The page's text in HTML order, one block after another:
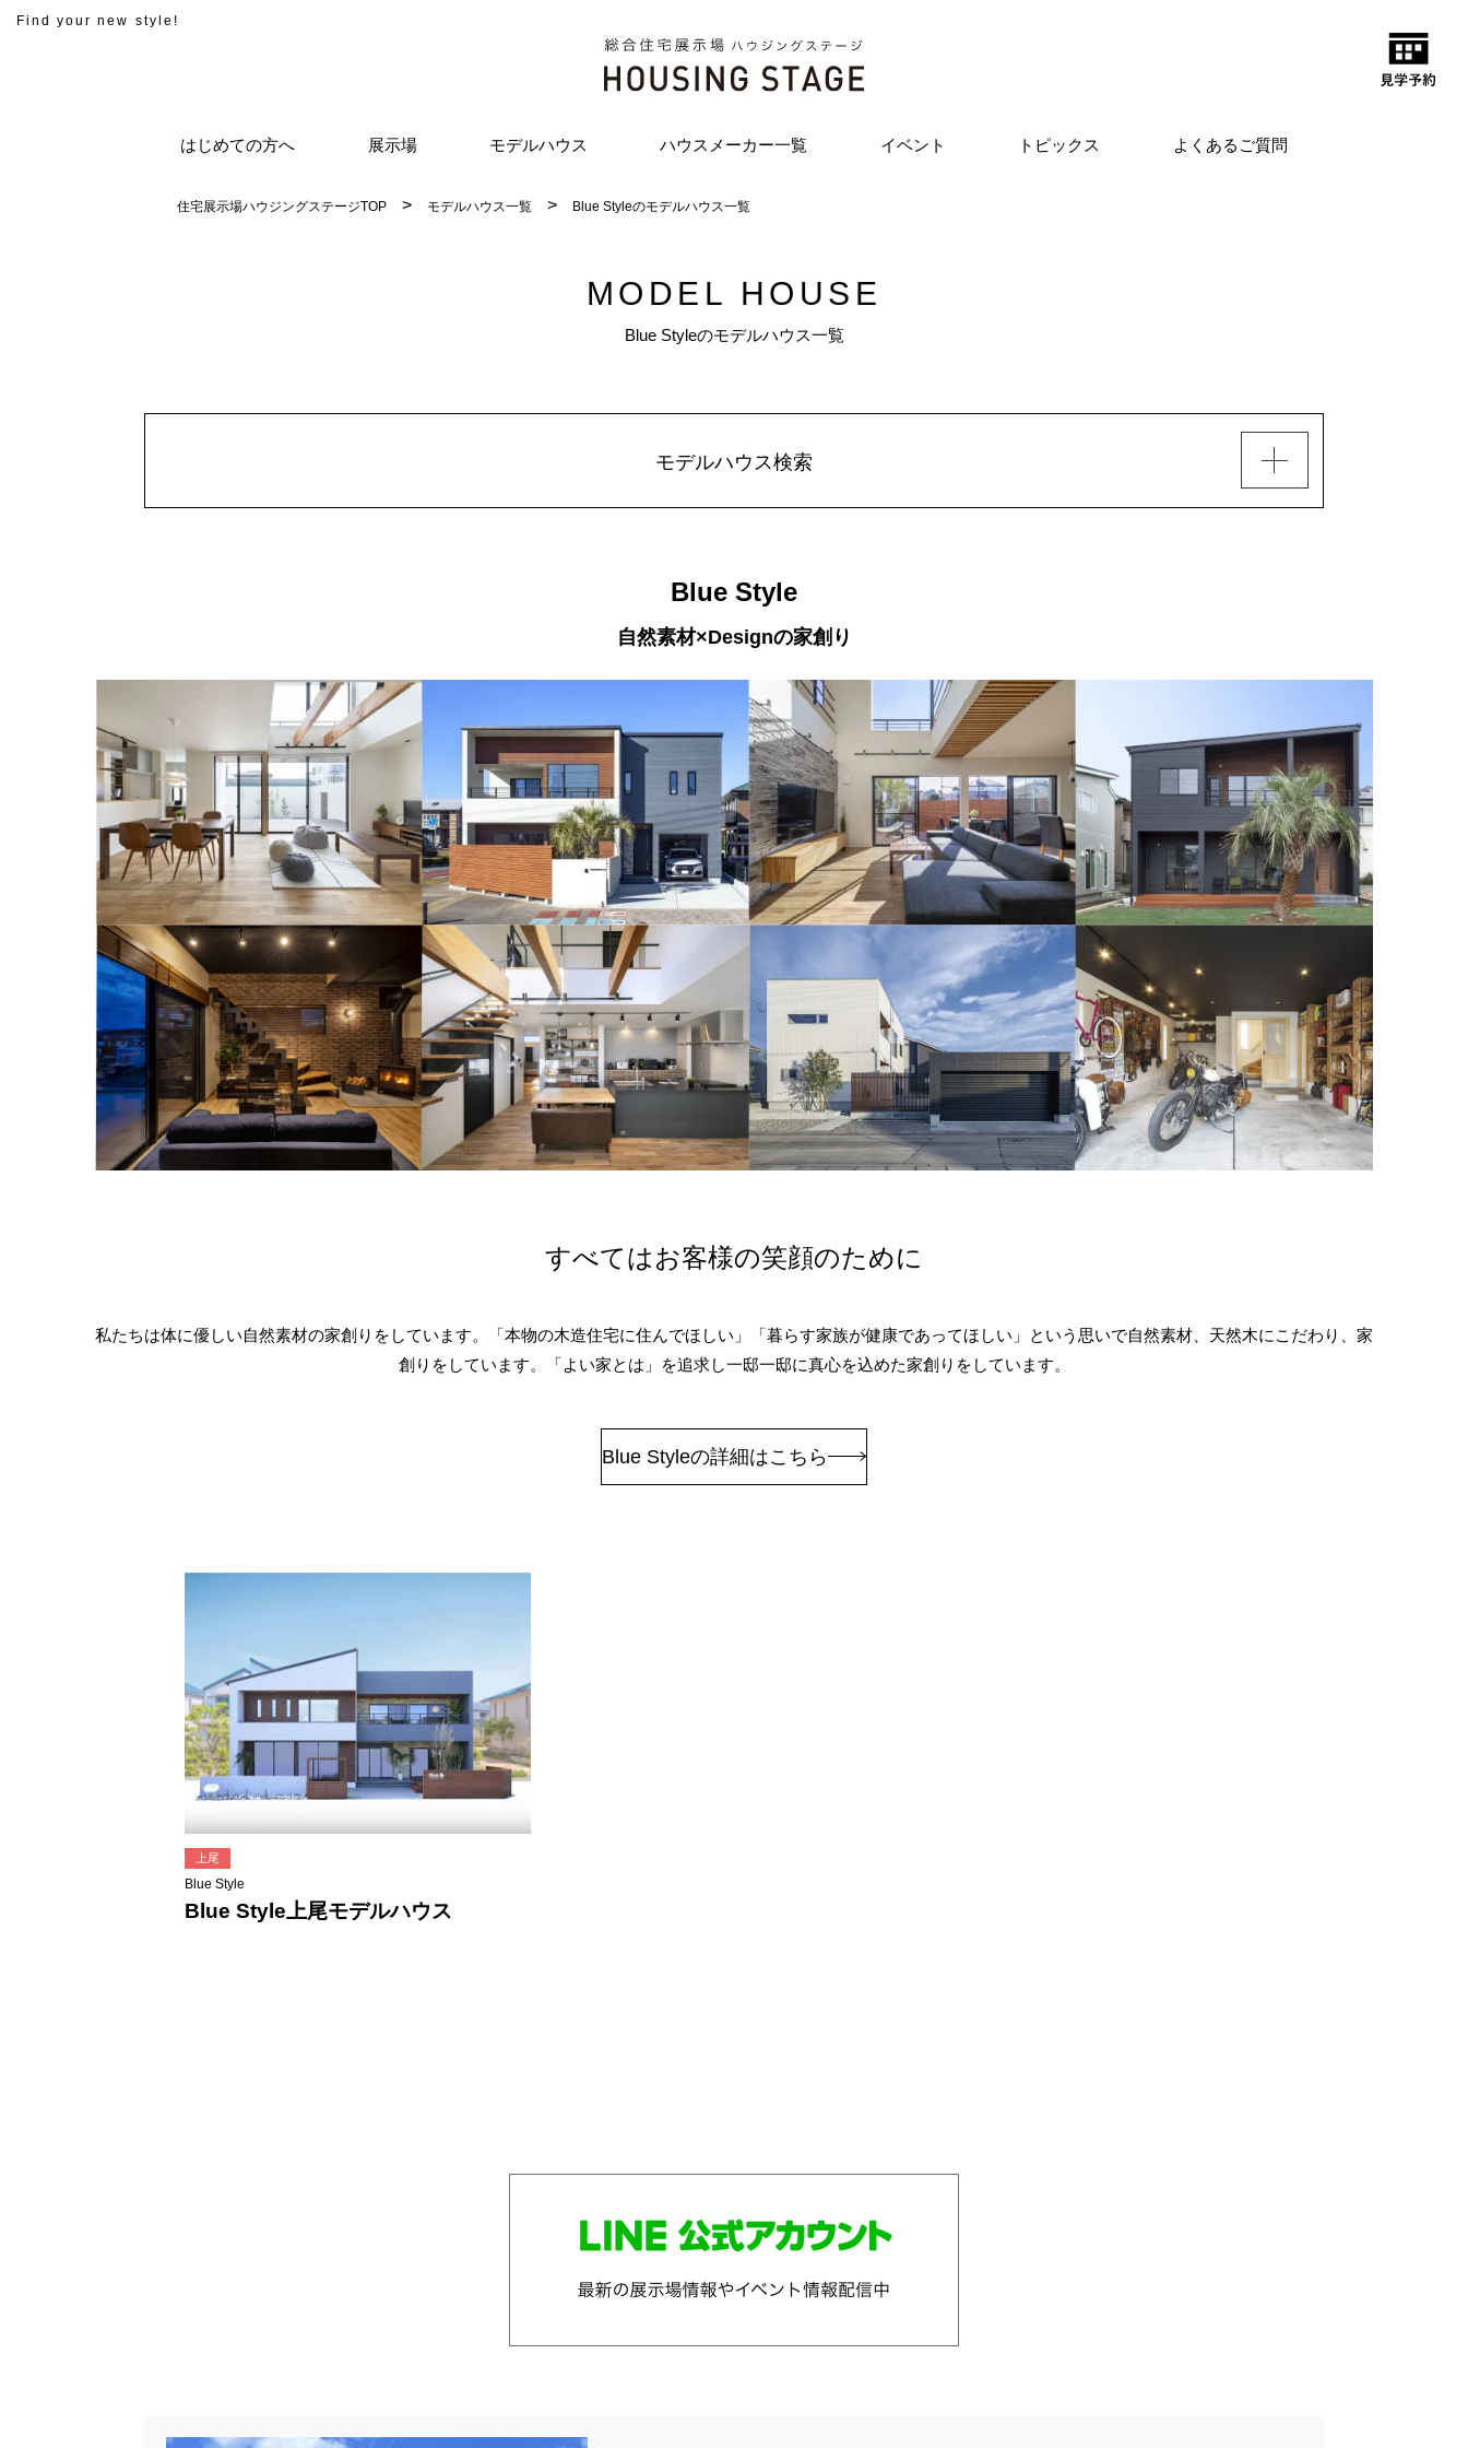
Find your new style!
はじめての方へ 展示場 モデルハウス ハウスメーカー一覧 イベント トピックス よくあるご質問
住宅展示場ハウジングステージTOP モデルハウス一覧 Blue Styleのモデルハウス一覧
MODEL HOUSE
Blue Styleのモデルハウス一覧
モデルハウス検索
Blue Style
自然素材×Designの家創り
すべてはお客様の笑顔のために
私たちは体に優しい自然素材の家創りをしています。「本物の木造住宅に住んでほしい」「暮らす家族が健康であってほしい」という思いで自然素材、天然木にこだわり、家
創りをしています。「よい家とは」を追求し一邸一邸に真心を込めた家創りをしています。
Blue Styleの詳細はこちら
Blue Style
上尾
Blue Style上尾モデルハウス